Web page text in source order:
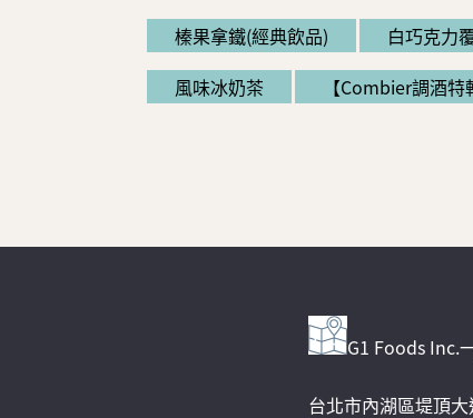
榛果拿鐵(經典飲品) 白巧克力
風味冰奶茶
【Combier調酒
G1 Foods Inc.
台北市內湖區堤頂